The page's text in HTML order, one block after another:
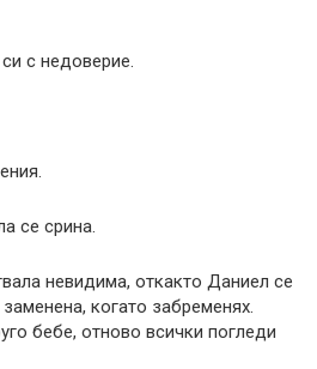
с недоверие.
се срина.
невидима, откакто Даниел се
когато забременях.
бебе, отново всички погледи